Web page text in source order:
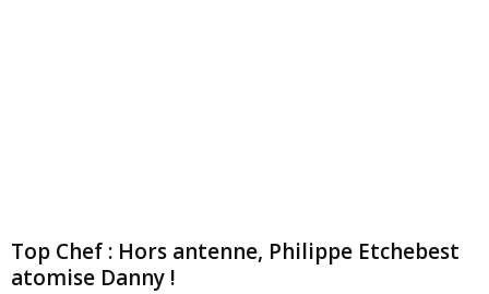
Top Chef : Hors antenne, Philippe Etchebest
atomise Danny !